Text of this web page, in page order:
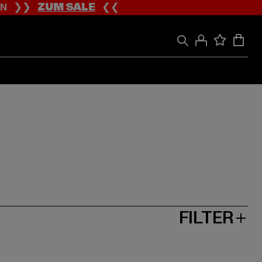
❯❯ZUM SALE❮❮
FILTER